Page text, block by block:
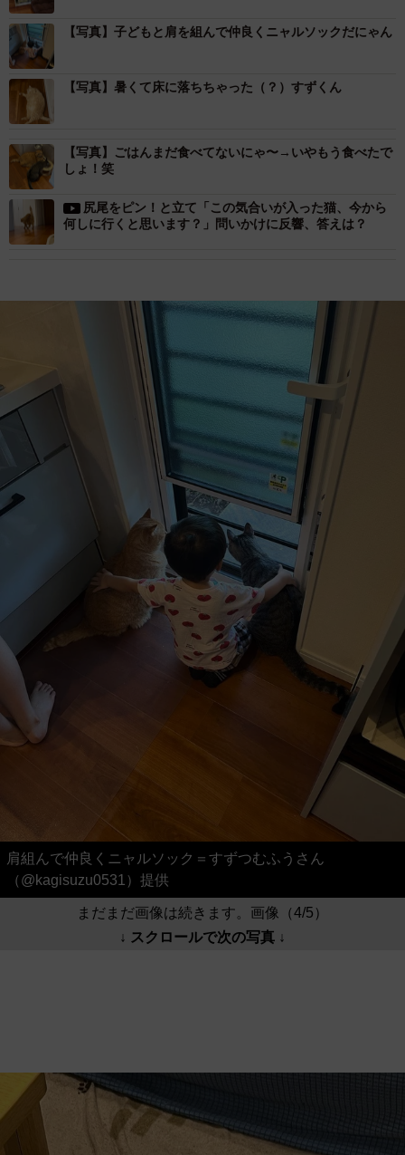
【写真】子どもと肩を組んで仲良くニャルソックだにゃん
【写真】暑くて床に落ちちゃった（？）すずくん
【写真】ごはんまだ食べてないにゃ〜→いやもう食べたで
しょ！笑
尻尾をピン！と立て「この気合いが入った猫、今から
何しに行くと思います？」問いかけに反響、答えは？
肩組んで仲良くニャルソック＝すずつむふうさん
（@kagisuzu0531）提供
まだまだ画像は続きます。画像（4/5）
↓ スクロールで次の写真 ↓